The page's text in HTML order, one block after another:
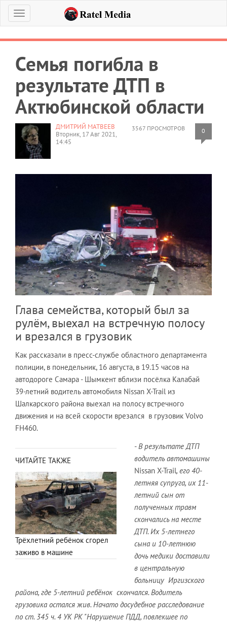
Меню
Семья погибла в
результате ДТП в
Актюбинской области
3567 ПРОСМОТРОВ 0
ДМИТРИЙ МАТВЕЕВ
Вторник, 17 Авг 2021,
14:45
Глава семейства, который был за
рулём, выехал на встречную полосу
и врезался в грузовик
Как рассказали в пресс-службе областного департамента
полиции, в понедельник, 16 августа, в 19.15 часов на
автодороге Самара - Шымкент вблизи посёлка Калабай
39-летний водитель автомобиля Nissan X-Trail из
Шалкарского района выехал на полосу встречного
движения и на всей скорости врезался в грузовик Volvo
FH460.
ЧИТАЙТЕ ТАКЖЕ
Трёхлетний ребёнок сгорел
заживо в машине
-В результате ДТП
водитель автомашины
Nissan X-Trail, его 40-
летняя супруга, их 11-
летний сын от
полученных травм
скончались на месте
ДТП. Их 5-летнего
сына и 10-летнюю
дочь медики доставили
в центральную
больницу Иргизского
района, где 5-летний ребёнок скончался. Водитель
грузовика остался жив. Начато досудебное расследование
по ст. 345 ч. 4 УК РК "Нарушение ПДД, повлекшее по